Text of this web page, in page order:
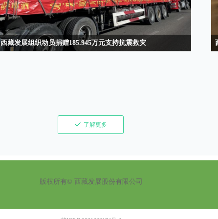
西藏发展组织动员捐赠185.945万元支持抗震救灾
끳 了解更多
版权所有© 西藏发展股份有限公司